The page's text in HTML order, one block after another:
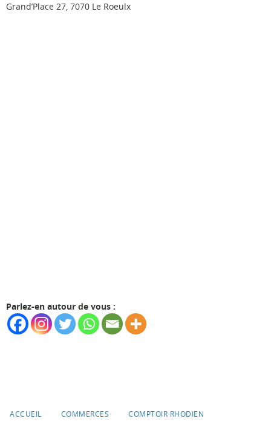
Grand’Place 27, 7070 Le Roeulx
Parlez-en autour de vous :
ACCUEIL COMMERCES COMPTOIR RHODIEN